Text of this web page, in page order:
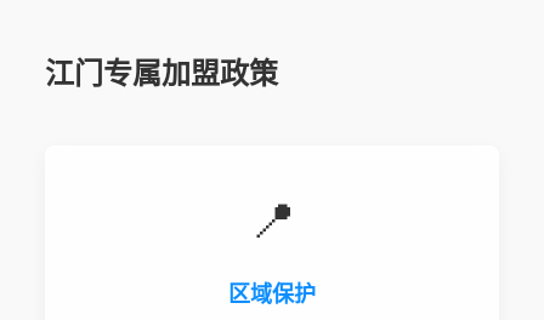
江门专属加盟政策
📍
区域保护